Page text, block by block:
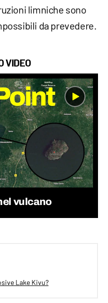
limniche sono
da prevedere.
VIDEO
vulcano
Lake Kivu?